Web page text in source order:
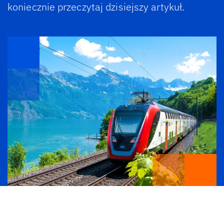
koniecznie przeczytaj dzisiejszy artykuł.